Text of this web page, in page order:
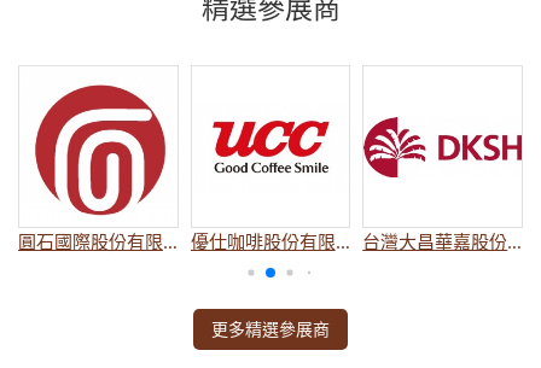
圓石國際股份有限公司 優仕咖啡股份有限公司 台灣大昌華嘉股份有限公司
更多精選參展商